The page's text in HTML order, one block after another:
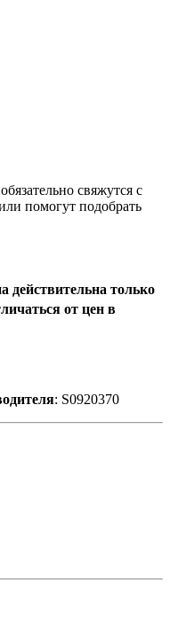
свяжутся с
помогут подобрать
действительна только
от цен в
: S0920370